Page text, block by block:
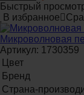
Быстрый
В избранное
Микроволновая
Артикул: 1730359
Цвет
Бренд
Страна-